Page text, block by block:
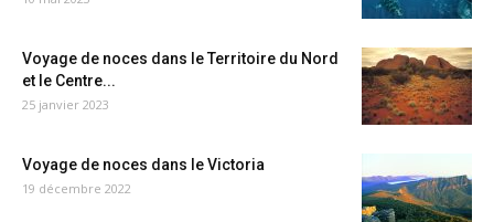
Voyage de noces dans le Territoire du Nord
et le Centre...
25 janvier 2023
Voyage de noces dans le Victoria
19 décembre 2022